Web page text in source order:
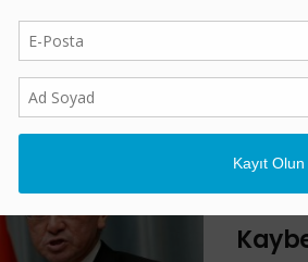
Paris
en kritik
19.